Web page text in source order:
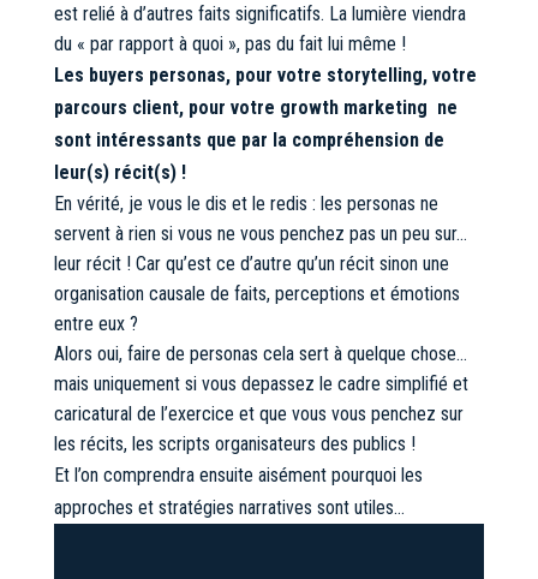
est relié à d’autres faits significatifs. La lumière viendra
du « par rapport à quoi », pas du fait lui même !
Les buyers personas, pour votre storytelling, votre
parcours client, pour votre growth marketing ne
sont intéressants que par la compréhension de
leur(s) récit(s) !
En vérité, je vous le dis et le redis : les personas ne
servent à rien si vous ne vous penchez pas un peu sur…
leur récit ! Car qu’est ce d’autre qu’un récit sinon une
organisation causale de faits, perceptions et émotions
entre eux ?
Alors oui, faire de personas cela sert à quelque chose…
mais uniquement si vous depassez le cadre simplifié et
caricatural de l’exercice et que vous vous penchez sur
les récits, les scripts organisateurs des publics !
Et l’on comprendra ensuite aisément pourquoi les
approches et stratégies narratives sont utiles…